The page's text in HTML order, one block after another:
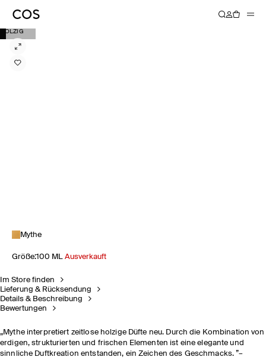
HOLZIG
Mythe
Größe:100 ML Ausverkauft
Im Store finden
Lieferung & Rücksendung
Details & Beschreibung
Bewertungen
„Mythe interpretiert zeitlose holzige Düfte neu. Durch die Kombination von
erdigen, strukturierten und frischen Elementen ist eine elegante und
sinnliche Duftkreation entstanden, ein Zeichen des Geschmacks. ”–